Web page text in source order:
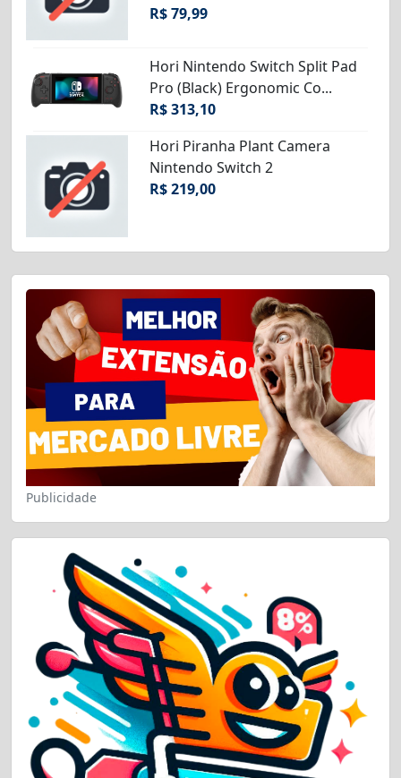
R$ 79,99
Hori Nintendo Switch Split Pad
Pro (Black) Ergonomic Co...
R$ 313,10
Hori Piranha Plant Camera
Nintendo Switch 2
R$ 219,00
Publicidade